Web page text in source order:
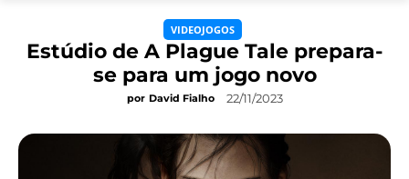
VIDEOJOGOS
Estúdio de A Plague Tale prepara-
se para um jogo novo
por David Fialho 22/11/2023